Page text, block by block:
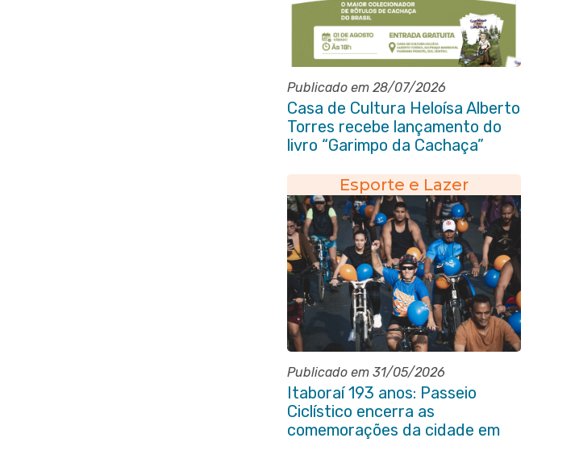
Publicado em 28/07/2026
Casa de Cultura Heloísa Alberto
Torres recebe lançamento do
livro “Garimpo da Cachaça”
Esporte e Lazer
Publicado em 31/05/2026
Itaboraí 193 anos: Passeio
Ciclístico encerra as
comemorações da cidade em